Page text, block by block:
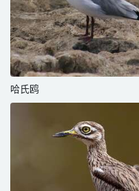
哈氏鸥